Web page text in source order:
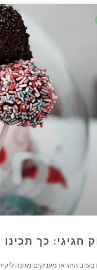
חגיגי: כך
החג או מעניקים מתנה